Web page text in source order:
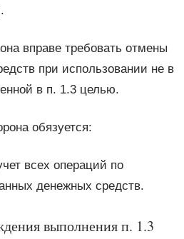
вправе требовать отмены
при использовании не в
в п. 1.3 целью.
обязуется:
всех операций по
денежных средств.
выполнения п. 1.3